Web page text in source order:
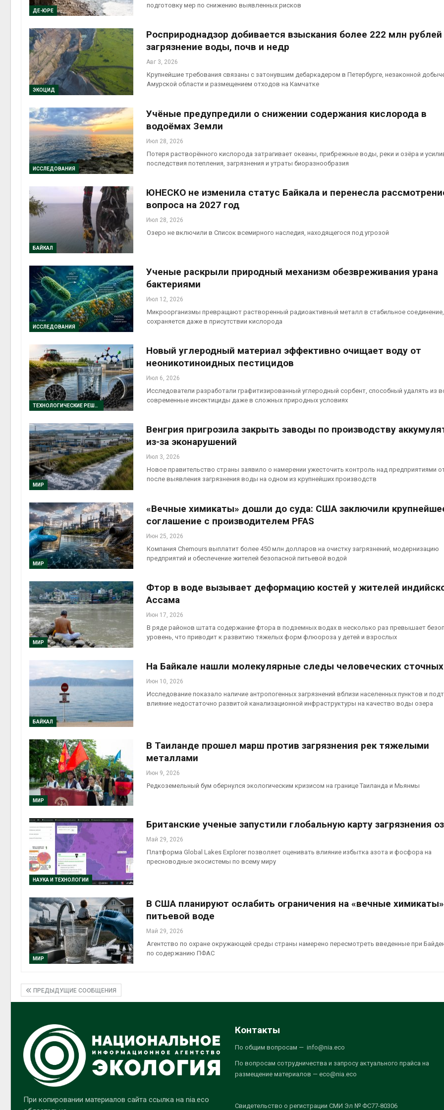
ДЕ-ЮРЕ
подготовку мер по снижению выявленных рисков
ЭКОЦИД
Росприроднадзор добивается взыскания более 222 млн рублей
загрязнение воды, почв и недр
Авг 3, 2026
Крупнейшие требования связаны с затонувшим дебаркадером в Петербурге, незаконной
Амурской области и размещением отходов на Камчатке
ИССЛЕДОВАНИЯ
Учёные предупредили о снижении содержания кислорода в
водоёмах Земли
Июл 28, 2026
Потеря растворённого кислорода затрагивает океаны, прибрежные воды, реки и озёра и
последствия потепления, загрязнения и утраты биоразнообразия
БАЙКАЛ
ЮНЕСКО не изменила статус Байкала и перенесла
вопроса на 2027 год
Июл 28, 2026
Озеро не включили в Список всемирного наследия, находящегося под угрозой
ИССЛЕДОВАНИЯ
Ученые раскрыли природный механизм обезвреживания урана
бактериями
Июл 12, 2026
Микроорганизмы превращают растворенный радиоактивный металл в стабильное
сохраняется даже в присутствии кислорода
ТЕХНОЛОГИЧЕСКИЕ РЕШЕНИЯ
Новый углеродный материал эффективно очищает воду от
неоникотиноидных пестицидов
Июл 6, 2026
Исследователи разработали графитизированный углеродный сорбент, способный удалять из
современные инсектициды даже в сложных природных условиях
МИР
Венгрия пригрозила закрыть заводы по производству
из-за эконарушений
Июл 3, 2026
Новое правительство страны заявило о намерении ужесточить контроль над предприятиями
после выявления загрязнения воды на одном из крупнейших производств
МИР
«Вечные химикаты» дошли до суда: США заключили
соглашение с производителем PFAS
Июн 25, 2026
Компания Chemours выплатит более 450 млн долларов на очистку загрязнений, модернизацию
предприятий и обеспечение жителей безопасной питьевой водой
МИР
Фтор в воде вызывает деформацию костей у жителей
Ассама
Июн 17, 2026
В ряде районов штата содержание фтора в подземных водах в несколько раз превышает
уровень, что приводит к развитию тяжелых форм флюороза у детей и взрослых
БАЙКАЛ
На Байкале нашли молекулярные следы человеческих
Июн 10, 2026
Исследование показало наличие антропогенных загрязнений вблизи населенных пунктов и
влияние недостаточно развитой канализационной инфраструктуры на качество воды озера
МИР
В Таиланде прошел марш против загрязнения рек тяжелыми
металлами
Июн 9, 2026
Редкоземельный бум обернулся экологическим кризисом на границе Таиланда и Мьянмы
НАУКА И ТЕХНОЛОГИИ
Британские ученые запустили глобальную карту загрязнения
Май 29, 2026
Платформа Global Lakes Explorer позволяет оценивать влияние избытка азота и фосфора на
пресноводные экосистемы по всему миру
МИР
В США планируют ослабить ограничения на «вечные
питьевой воде
Май 29, 2026
Агентство по охране окружающей среды страны намерено пересмотреть введенные при
по содержанию ПФАС
ПРЕДЫДУЩИЕ СООБЩЕНИЯ
строительство мусорных
Авг 7, 2026
Панамский канал вновь
пресной воды
Авг 6, 2026
Авг 7, 2026
роста
При копировании материалов сайта ссылка на nia.eco
Контакты
По общим вопросам — info@nia.eco
По вопросам сотрудничества и запросу актуального прайса на
размещение материалов — eco@nia.eco
Свидетельство о регистрации СМИ Эл № ФС77-80306